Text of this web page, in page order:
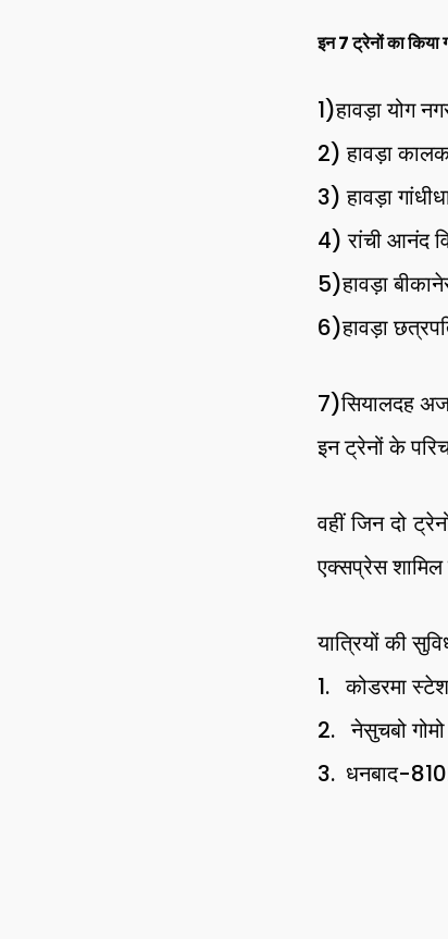
इन 7 ट्रेनों का किया
1)हावड़ा योग
2) हावड़ा
3) हावड़ा
4) रांची आनंद
5)हावड़ा
6)हावड़ा
7)सियालदह
इन ट्रेनों के
वहीं जिन दो
एक्सप्रेस शामिल
यात्रियों की
1. कोडरमा
2. नेसुचबो
3. धनबाद-